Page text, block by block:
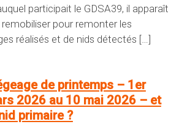
participait le GDSA39, il apparaît
pour remonter les
réalisés et de nids détectés […]
de printemps – 1er
2026 au 10 mai 2026 – et
primaire ?